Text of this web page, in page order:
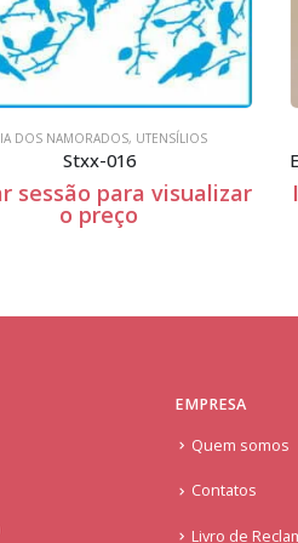
DOS NAMORADOS, UTENSÍLIOS
Stxx-016
sessão para visualizar
o preço
EMPRESA
Quem somos
Contatos
Livro de